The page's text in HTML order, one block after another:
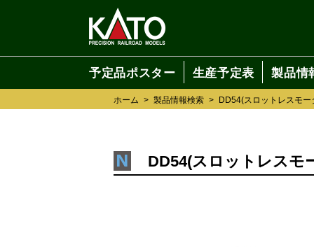
予定品ポスター 生産予定表 製品情
ホーム > 製品情報検索 > DD54(スロットレスモー
DD54(スロットレスモ